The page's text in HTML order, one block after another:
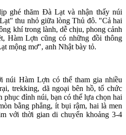
ghé thăm Đà Lạt và nhận thấy núi
thu nhỏ giữa lòng Thủ đô. "Cả hai
khí trong lành, dễ chịu, phong cảnh
Hàm Lợn cũng có những đồi thông
mộng mơ", anh Nhật bày tỏ.
núi Hàm Lợn có thể tham gia nhiều
trekking, dã ngoại bên hồ, tổ chức
đỉnh núi, bạn có thể lựa chọn hai
bằng phẳng, ít bụi rậm, hai là men
với thời gian di chuyển khoảng 3-4